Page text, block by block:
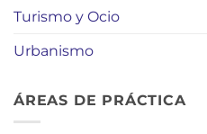
Turismo y Ocio
Urbanismo
ÁREAS DE PRÁCTICA